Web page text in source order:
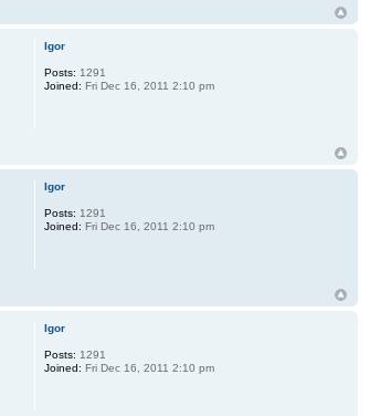
Igor
Posts: 1291
Joined: Fri Dec 16, 2011 2:10 pm
Igor
Posts: 1291
Joined: Fri Dec 16, 2011 2:10 pm
Igor
Posts: 1291
Joined: Fri Dec 16, 2011 2:10 pm